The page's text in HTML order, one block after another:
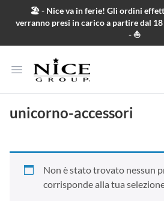
Salta al contenuto
🏖️ - Nice va in ferie! Gli ordini
verranno presi in carico a partire dal 18
- ⛵
Apri menu
unicorno-accessori
Non è stato trovato nessun
corrisponde alla tua